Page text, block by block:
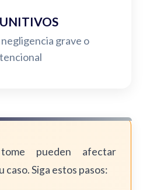
negligencia grave o
pueden afectar
Siga estos pasos: